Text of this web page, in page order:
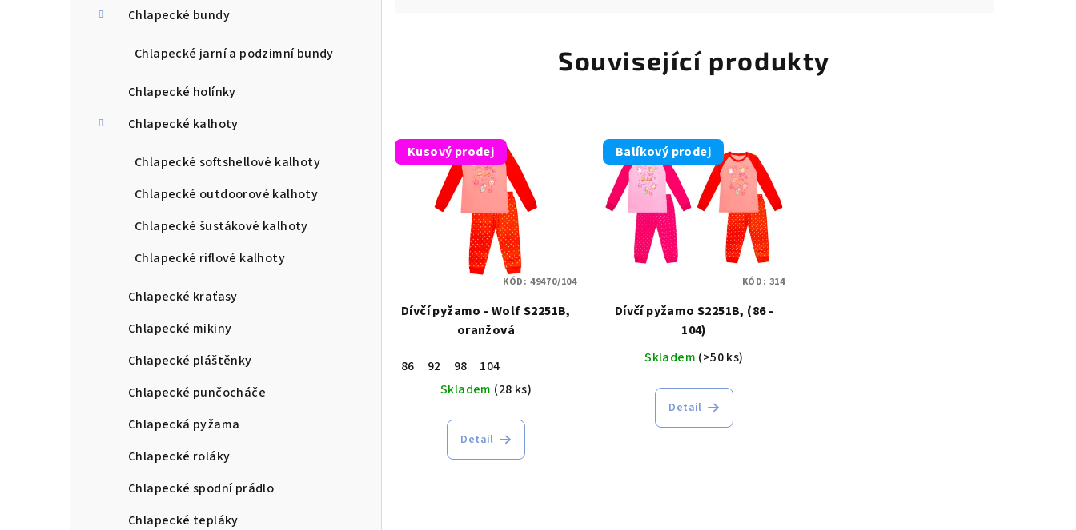
Chlapecké bundy
Chlapecké jarní a podzimní bundy
Chlapecké holínky
Chlapecké kalhoty
Chlapecké softshellové kalhoty
Chlapecké outdoorové kalhoty
Chlapecké šusťákové kalhoty
Chlapecké riflové kalhoty
Chlapecké kraťasy
Chlapecké mikiny
Chlapecké pláštěnky
Chlapecké punčocháče
Chlapecká pyžama
Chlapecké roláky
Chlapecké spodní prádlo
Chlapecké tepláky
Související produkty
Kusový prodej
Dívčí pyžamo - Wolf S2251B,
oranžová
86 92 98
104
Skladem (28 ks)
Detail
KÓD: 49470/104
Balíkový prodej
Dívčí pyžamo S2251B, (86 -
104)
Skladem (>50 ks)
Detail
KÓD: 314